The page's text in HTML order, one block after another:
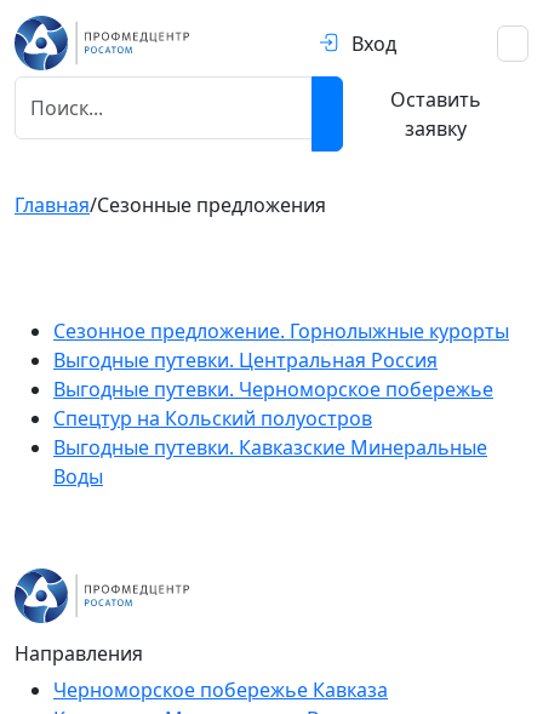
Вход
Оставить
заявку
Главная/Сезонные предложения
Сезонное предложение. Горнолыжные курорты
Выгодные путевки. Центральная Россия
Выгодные путевки. Черноморское побережье
Спецтур на Кольский полуостров
Выгодные путевки. Кавказские Минеральные
Воды
Направления
Черноморское побережье Кавказа